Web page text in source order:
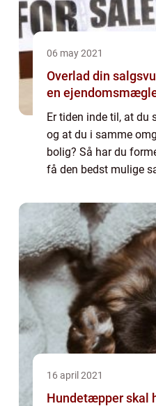
06 may 2021
Overlad din
en
Er tiden inde til, at du
og at du i samme
bolig? Så har du
få den bedst mulige
kommende
16 april 2021
Hundetæpper skal